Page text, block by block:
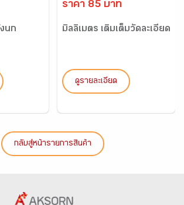
นก
ราคา 85 บาท
มิลลิเมตร เติมเต็มวัดละเอียด
ดูรายละเอียด
กลับสู่หน้ารายการสินค้า